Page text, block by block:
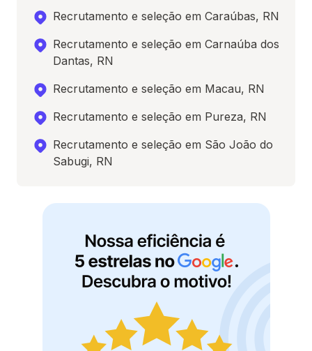
Recrutamento e seleção em Caraúbas, RN
Recrutamento e seleção em Carnaúba dos
Dantas, RN
Recrutamento e seleção em Macau, RN
Recrutamento e seleção em Pureza, RN
Recrutamento e seleção em São João do
Sabugi, RN